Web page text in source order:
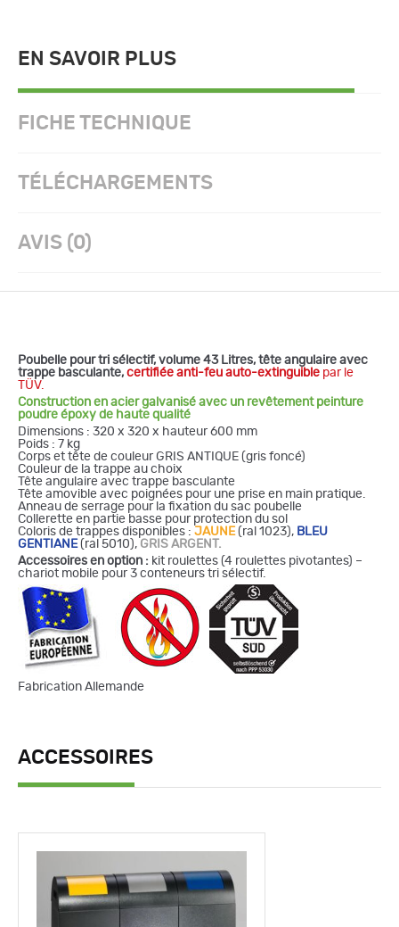
EN SAVOIR PLUS
FICHE TECHNIQUE
TÉLÉCHARGEMENTS
AVIS (0)
Poubelle pour tri sélectif, volume 43 Litres, tête angulaire avec
trappe basculante, certifiée anti-feu auto-extinguible par le
TÜV.
Construction en acier galvanisé avec un revêtement peinture
poudre époxy de haute qualité
Dimensions : 320 x 320 x hauteur 600 mm
Poids : 7 kg
Corps et tête de couleur GRIS ANTIQUE (gris foncé)
Couleur de la trappe au choix
Tête angulaire avec trappe basculante
Tête amovible avec poignées pour une prise en main pratique.
Anneau de serrage pour la fixation du sac poubelle
Collerette en partie basse pour protection du sol
Coloris de trappes disponibles : JAUNE(ral 1023), BLEU
GENTIANE(ral 5010), GRIS ARGENT.
Accessoires en option : kit roulettes (4 roulettes pivotantes) –
chariot mobile pour 3 conteneurs tri sélectif.
Fabrication Allemande
ACCESSOIRES